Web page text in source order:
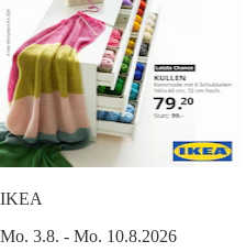
IKEA
Mo. 3.8. - Mo. 10.8.2026